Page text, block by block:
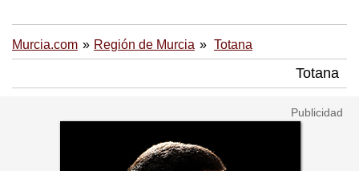
Murcia.com Región de Murcia Totana
Totana